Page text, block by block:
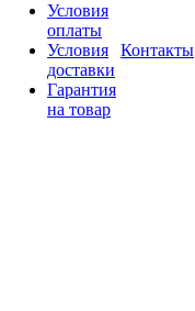
Условия
оплаты
Условия
доставки
Гарантия
на товар
Контакты